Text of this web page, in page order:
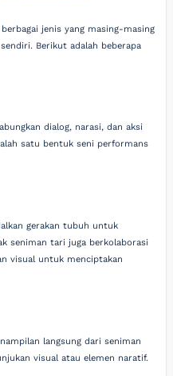
jenis yang masing-masing
Berikut adalah beberapa
dialog, narasi, dan aksi
satu bentuk seni performans
gerakan tubuh untuk
seniman tari juga berkolaborasi
visual untuk menciptakan
langsung dari seniman
visual atau elemen naratif.